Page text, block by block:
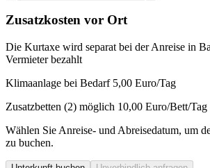
Zusatzkosten vor Ort
Die Kurtaxe wird separat bei der Anreise in
Vermieter bezahlt
Klimaanlage bei Bedarf 5,00 Euro/Tag
Zusatzbetten (2) möglich 10,00 Euro/Bett/Tag
Wählen Sie Anreise- und Abreisedatum, um
zu buchen.